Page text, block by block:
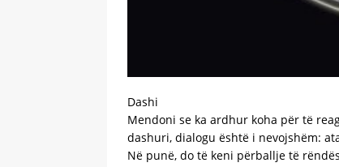
Dashi
Mendoni se ka ardhur koha për të
dashuri, dialogu është i nevojshëm:
Në punë, do të keni përballje të